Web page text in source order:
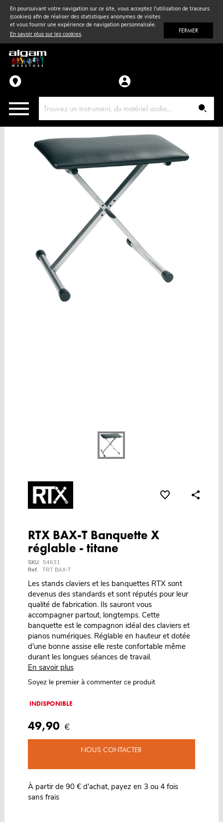
En poursuivant votre navigation sur ce site, vous acceptez l'utilisation de traceurs
(cookies) afin de réaliser des statistiques anonymes de visites
et vous fournir une expérience de navigation personnalisée.
En savoir plus sur les cookies. FERMER
Vent& Violon
Accessoires
Pièces détachées
RTX BAX-T Banquette X
réglable - titane
SKU
54631
Ref. TRT BAX-T
Les stands claviers et les banquettes RTX sont
devenus des standards et sont réputés pour leur
qualité de fabrication. Ils sauront vous
accompagner partout, longtemps. Cette
banquette est le compagnon idéal des claviers et
pianos numériques. Réglable en hauteur et dotée
d'une bonne assise elle reste confortable même
durant les longues séances de travail.
En savoir plus
Soyez le premier à commenter ce produit
INDISPONIBLE
49,90 €
NOUS CONTACTER
À partir de 90 € d'achat, payez en 3 ou 4 fois
sans frais